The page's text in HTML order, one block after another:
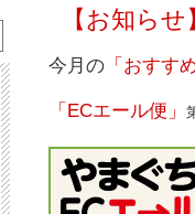
【お知らせ
今月の 「おすす
「ECエール便」